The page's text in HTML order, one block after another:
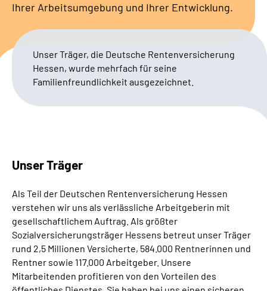
Sozialdienste & Zuweisende
Ihrer Arbeitsumgebung und Ihrer Entwicklung.
Unser Träger, die Deutsche Rentenversicherung
Hessen, wurde mehrfach für seine
Familienfreundlichkeit ausgezeichnet.
Unser Träger
Als Teil der Deutschen Rentenversicherung Hessen
verstehen wir uns als verlässliche Arbeitgeberin mit
gesellschaftlichem Auftrag. Als größter
Sozialversicherungsträger Hessens betreut unser Träger
rund 2,5 Millionen Versicherte, 584.000 Rentnerinnen und
Rentner sowie 117.000 Arbeitgeber. Unsere
Mitarbeitenden profitieren von den Vorteilen des